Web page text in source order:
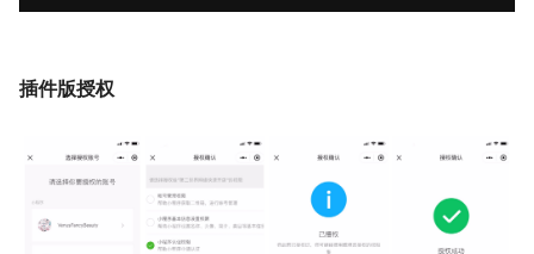
插件版授权